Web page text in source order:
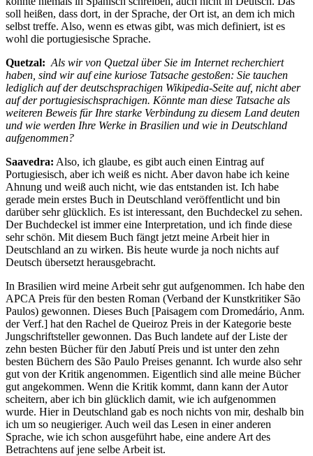
soll heißen, dass dort, in der Sprache, der Ort ist, an dem ich mich
selbst treffe. Also, wenn es etwas gibt, was mich definiert, ist es
wohl die portugiesische Sprache.
Quetzal: Als wir von Quetzal über Sie im Internet recherchiert
haben, sind wir auf eine kuriose Tatsache gestoßen: Sie tauchen
lediglich auf der deutschsprachigen Wikipedia-Seite auf, nicht aber
auf der portugiesischsprachigen. Könnte man diese Tatsache als
weiteren Beweis für Ihre starke Verbindung zu diesem Land deuten
und wie werden Ihre Werke in Brasilien und wie in Deutschland
aufgenommen?
Saavedra: Also, ich glaube, es gibt auch einen Eintrag auf
Portugiesisch, aber ich weiß es nicht. Aber davon habe ich keine
Ahnung und weiß auch nicht, wie das entstanden ist. Ich habe
gerade mein erstes Buch in Deutschland veröffentlicht und bin
darüber sehr glücklich. Es ist interessant, den Buchdeckel zu sehen.
Der Buchdeckel ist immer eine Interpretation, und ich finde diese
sehr schön. Mit diesem Buch fängt jetzt meine Arbeit hier in
Deutschland an zu wirken. Bis heute wurde ja noch nichts auf
Deutsch übersetzt herausgebracht.
In Brasilien wird meine Arbeit sehr gut aufgenommen. Ich habe den
APCA Preis für den besten Roman (Verband der Kunstkritiker São
Paulos) gewonnen. Dieses Buch [Paisagem com Dromedário, Anm.
der Verf.] hat den Rachel de Queiroz Preis in der Kategorie beste
Jungschriftsteller gewonnen. Das Buch landete auf der Liste der
zehn besten Bücher für den Jabutí Preis und ist unter den zehn
besten Büchern des São Paulo Preises genannt. Ich wurde also sehr
gut von der Kritik angenommen. Eigentlich sind alle meine Bücher
gut angekommen. Wenn die Kritik kommt, dann kann der Autor
scheitern, aber ich bin glücklich damit, wie ich aufgenommen
wurde. Hier in Deutschland gab es noch nichts von mir, deshalb bin
ich um so neugieriger. Auch weil das Lesen in einer anderen
Sprache, wie ich schon ausgeführt habe, eine andere Art des
Betrachtens auf jene selbe Arbeit ist.